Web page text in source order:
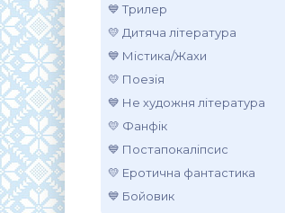
💙 Трилер
💛 Дитяча література
💙 Містика/Жахи
💛 Поезія
💙 Не художня література
💛 Фанфік
💙 Постапокаліпсис
💛 Еротична фантастика
💙 Бойовик